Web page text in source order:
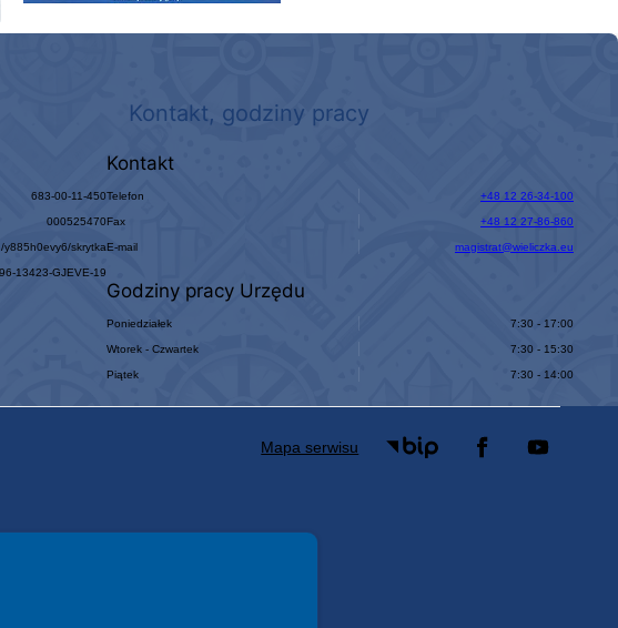
683-00-11-450
000525470
/y885h0evy6/skrytka
13423-GJEVE-19
Kontakt, godziny pracy
Kontakt
Telefon +48 12 26-34-100
Fax +48 12 27-86-860
E-mail magistrat@wieliczka.eu
Godziny pracy Urzędu
Poniedziałek 7:30 - 17:00
Wtorek - Czwartek 7:30 - 15:30
Piątek 7:30 - 14:00
Mapa serwisu